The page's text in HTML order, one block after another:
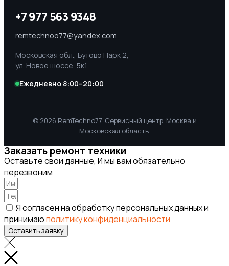
+7 977 563 9348
remtechnoo77@yandex.com
Московская обл., Бутово Парк 2,
ул. Новое шоссе, 5к1
Ежедневно 8:00–20:00
© 2026 RemTechno77. Сервисный центр. Москва и
Московская область.
Заказать ремонт техники
Оставьте свои данные, И мы вам обязательно
перезвоним
Я согласен на обработку персональных данных и
принимаюполитику конфиденциальности
Оставить заявку